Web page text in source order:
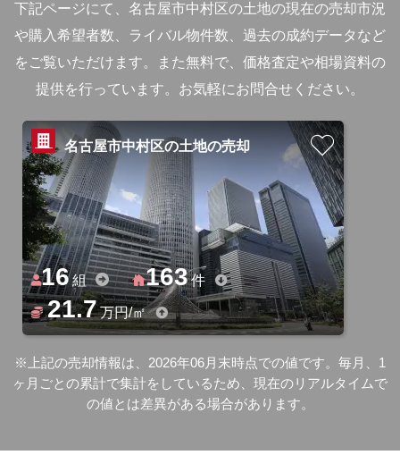
下記ページにて、名古屋市中村区の土地の現在の売却市況
や購入希望者数、ライバル物件数、過去の成約データなど
をご覧いただけます。
また無料で、価格査定や相場資料の
提供を行っています。お気軽にお問合せください。
名古屋市中村区の土地の売却
16組 163件
21.7万円/㎡
※上記の売却情報は、2026年06月末時点での値です。毎月、1
ヶ月ごとの累計で集計をしているため、現在のリアルタイムで
の値とは差異がある場合があります。